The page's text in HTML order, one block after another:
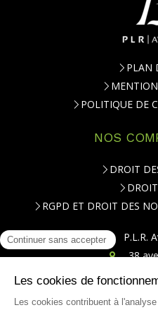
PLAN
POLITIQUE DE
NOS
DROIT
RGPD ET DROIT DES
P.L.R.
38
Téléphone